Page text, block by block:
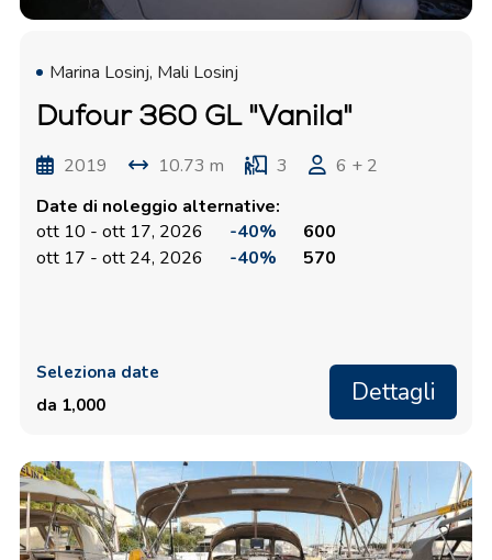
Marina Losinj, Mali Losinj
Dufour 360 GL "Vanila"
2019 10.73 m 3
6 + 2
Date di noleggio alternative:
ott 10 - ott 17, 2026
-40%
600
ott 17 - ott 24, 2026
-40% 570
Seleziona date
da 1,000
Dettagli